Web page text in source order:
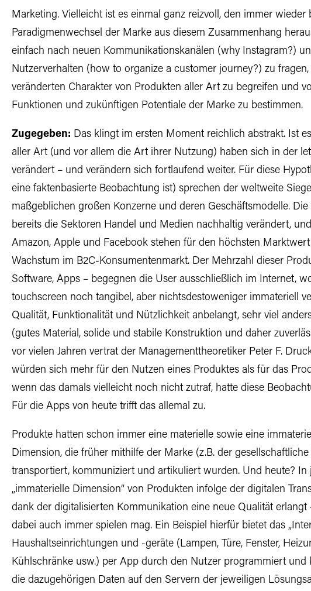
Marketing. Vielleicht ist es einmal ganz reizvoll, den immer wieder
Paradigmenwechsel der Marke aus diesem Zusammenhang
einfach nach neuen Kommunikationskanälen (why Instagram?)
Nutzerverhalten (how to organize a customer journey?) zu
veränderten Charakter von Produkten aller Art zu begreifen und
Funktionen und zukünftigen Potentiale der Marke zu bestimmen.
Zugegeben: Das klingt im ersten Moment reichlich abstrakt. Ist
aller Art (und vor allem die Art ihrer Nutzung) haben sich in der
verändert – und verändern sich fortlaufend weiter. Für diese
eine faktenbasierte Beobachtung ist) sprechen der weltweite
maßgeblichen großen Konzerne und deren Geschäftsmodelle.
bereits die Sektoren Handel und Medien nachhaltig verändert,
Amazon, Apple und Facebook stehen für den höchsten
Wachstum im B2C-Konsumentenmarkt. Der Mehrzahl dieser
Software, Apps – begegnen die User ausschließlich im Internet,
touchscreen noch tangibel, aber nichtsdestoweniger immateriell
Qualität, Funktionalität und Nützlichkeit anbelangt, sehr viel
(gutes Material, solide und stabile Konstruktion und daher
vor vielen Jahren vertrat der Managementtheoretiker Peter F.
würden sich mehr für den Nutzen eines Produktes als für das
wenn das damals vielleicht noch nicht zutraf, hatte diese
Für die Apps von heute trifft das allemal zu.
Produkte hatten schon immer eine materielle sowie eine
Dimension, die früher mithilfe der Marke (z.B. der
transportiert, kommuniziert und artikuliert wurden. Und heute? In
„immaterielle Dimension“ von Produkten infolge der digitalen
dank der digitalisierten Kommunikation eine neue Qualität
dabei auch immer spielen mag. Ein Beispiel hierfür bietet das
Haushaltseinrichtungen und -geräte (Lampen, Türe, Fenster,
Kühlschränke usw.) per App durch den Nutzer programmiert
die dazugehörigen Daten auf den Servern der jeweiligen